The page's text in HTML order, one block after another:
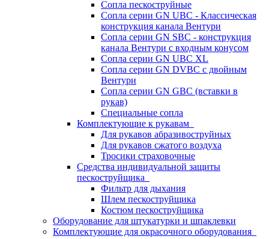
Сопла пескоструйные
Сопла серии GN UBC - Классическая
конструкция канала Вентури
Сопла серии GN SBC - конструкция
канала Вентури c входным конусом
Сопла серии GN UBC XL
Сопла серии GN DVBC с двойным
Вентури
Сопла серии GN GBC (вставки в
рукав)
Специальные сопла
Комплектующие к рукавам
Для рукавов абразивоструйных
Для рукавов сжатого воздуха
Тросики страховочные
Средства индивидуальной защиты
пескоструйщика
Фильтр для дыхания
Шлем пескоструйщика
Костюм пескоструйщика
Оборудование для штукатурки и шпаклевки
Комплектующие для окрасочного оборудования